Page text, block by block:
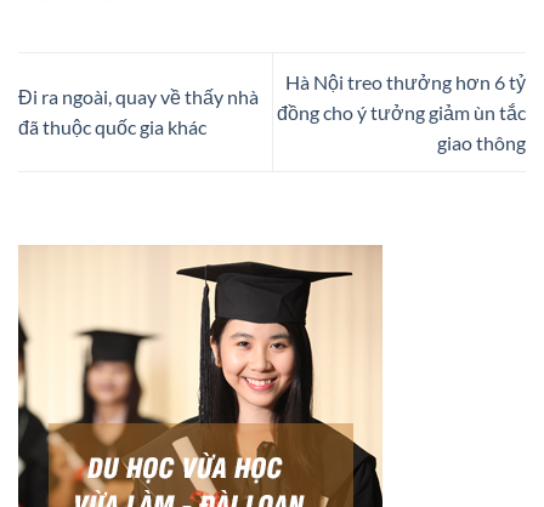
Đi ra ngoài, quay về thấy nhà
đã thuộc quốc gia khác
Hà Nội treo thưởng hơn 6 tỷ
đồng cho ý tưởng giảm ùn tắc
giao thông